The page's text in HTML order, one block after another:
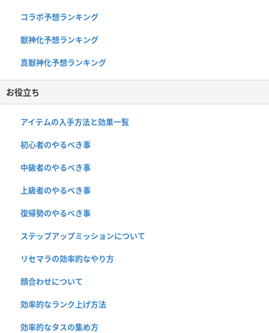
コラボ予想ランキング
獣神化予想ランキング
真獣神化予想ランキング
お役立ち
アイテムの入手方法と効果一覧
初心者のやるべき事
中級者のやるべき事
上級者のやるべき事
復帰勢のやるべき事
ステップアップミッションについて
リセマラの効率的なやり方
顔合わせについて
効率的なランク上げ方法
効率的なタスの集め方